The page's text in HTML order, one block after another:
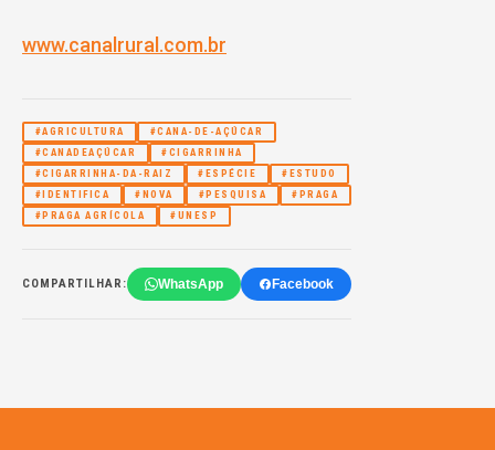
www.canalrural.com.br
#AGRICULTURA
#CANA-DE-AÇÚCAR
#CANADEAÇÚCAR
#CIGARRINHA
#CIGARRINHA-DA-RAIZ
#ESPÉCIE
#ESTUDO
#IDENTIFICA
#NOVA #PESQUISA
#PRAGA
#PRAGA AGRÍCOLA
#UNESP
COMPARTILHAR: WhatsApp Facebook